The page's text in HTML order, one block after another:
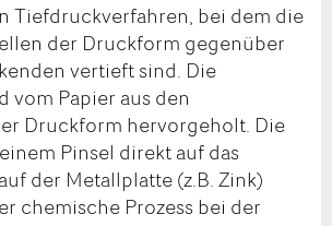
Tiefdruckverfahren, bei dem die
der Druckform gegenüber
vertieft sind. Die
vom Papier aus den
Druckform hervorgeholt. Die
Pinsel direkt auf das
der Metallplatte (z.B. Zink)
chemische Prozess bei der